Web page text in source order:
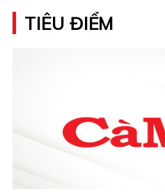
TIÊU ĐIỂM